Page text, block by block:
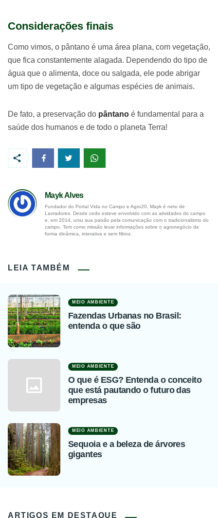
Considerações finais
Como vimos, o pântano é uma área plana, com vegetação,
que fica constantemente alagada. Dependendo do tipo de
água que o alimenta, doce ou salgada, ele pode abrigar
um tipo de vegetação e algumas espécies de animais.
De fato, a preservação do pântano é fundamental para a
saúde dos humanos e de todo o planeta Terra!
Mayk Alves
Fundador do Portal Vida no Campo e Agro20, Mayk é neto de
Lavradores. Desde cedo esteve envolvido com as atividades do campo
e, em 2014, uniu sua paixão pela comunicação com o tradicionalismo do
campo. Tem como missão levar informações sobre o agronegócio de
forma dinâmica, interativa e sem filtros.
LEIA TAMBÉM
MEIO AMBIENTE
Fazendas Urbanas no Brasil:
entenda o que são
MEIO AMBIENTE
O que é ESG? Entenda o conceito
que está pautando o futuro das
empresas
MEIO AMBIENTE
Sequoia e a beleza de árvores
gigantes
ARTIGOS EM DESTAQUE